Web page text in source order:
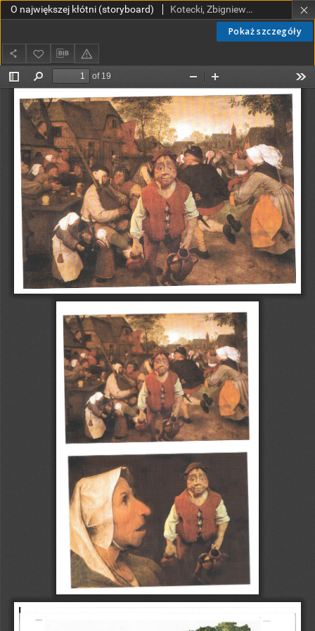
Pokaż szczegóły
O największej kłótni (storyboard) Kotecki, Zbigniew (1952- )